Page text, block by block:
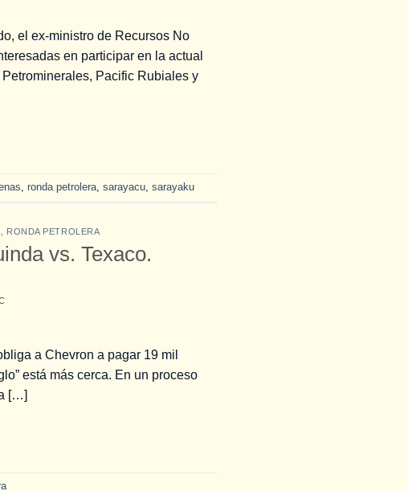
el ex-ministro de Recursos No
en participar en la actual
Pacific Rubiales y
, ronda petrolera, sarayacu, sarayaku
RONDA PETROLERA
vs. Texaco.
a Chevron a pagar 19 mil
está más cerca. En un proceso
[…]